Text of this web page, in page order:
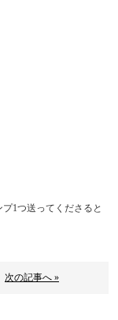
1つ送ってくださると
次の記事へ »